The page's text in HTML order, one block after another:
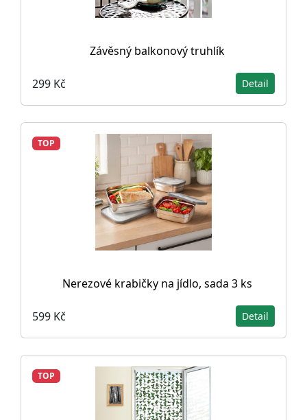
Závěsný balkonový truhlík
299 Kč Detail
TOP
Nerezové krabičky na jídlo, sada 3 ks
599 Kč Detail
TOP